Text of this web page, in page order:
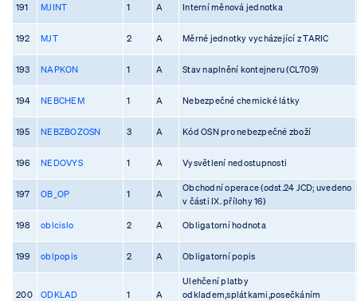
191 MJINT 1 A Interní měnová jednotka
192 MJT 2 A Měrné jednotky vycházející z TARIC
193 NAPKON 1 A Stav naplnění kontejneru (CL709)
194 NEBCHEM 1 A Nebezpečné chemické látky
195 NEBZBOZOSN 3 A Kód OSN pro nebezpečné zboží
196 NEDOVYS 1 A Vysvětlení nedostupnosti
197 OB_OP 1 A
Obchodní operace (odst.24 JCD; uvedeno
v části IX. přílohy 16)
198 oblcislo 2 A Obligatorní hodnota
199 oblpopis 2 A Obligatorní popis
200 ODKLAD 1 A
Ulehčení platby
odkladem,splátkami,posečkáním